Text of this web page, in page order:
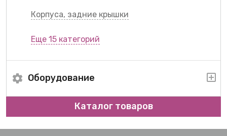
Корпуса, задние крышки
Еще 15 категорий
Оборудование
Каталог товаров